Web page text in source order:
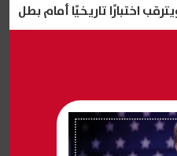
تاريخيًا أمام بطل أفريقيا